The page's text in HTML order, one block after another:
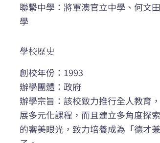
聯繫中學：將軍澳官立中學、何文
學
學校歷史
創校年份：1993
辦學團體：政府
辦學宗旨：該校致力推行全人教育
展多元化課程，而且建立多角度探
的審美眼光，致力培養成為「德才